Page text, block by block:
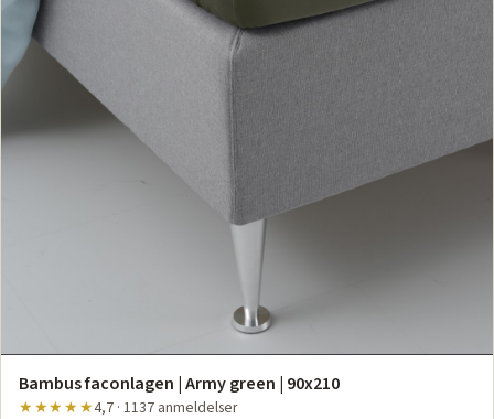
Bambus faconlagen | Army green | 90x210
★★★★★4,7 · 1137 anmeldelser